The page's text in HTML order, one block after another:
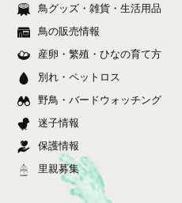
鳥グッズ・雑貨・生活用品
鳥の販売情報
産卵・繁殖・ひなの育て方
別れ・ペットロス
野鳥・バードウォッチング
迷子情報
保護情報
里親募集